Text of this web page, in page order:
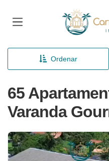
Página
Ordenar
65
Varanda